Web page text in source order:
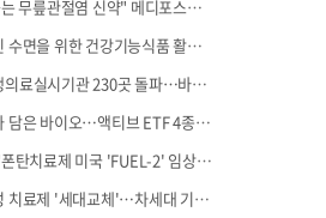
"울고 웃는 무릎관절염 신약" 메디포스트·강스템·네이처셀 전진, 코오롱티슈진 반전 과제
효과적인 수면을 위한 건강기능식품 활용법
첨단재생의료실시기관 230곳 돌파…바이오 새 시장 꿈틀
여의도가 담은 바이오…액티브 ETF 4종의 선택은
메지온 "폰탄치료제 미국 'FUEL-2' 임상 프로토콜 영국 승인"
황반변성 치료제 '세대교체'…차세대 기전 경쟁 본격화